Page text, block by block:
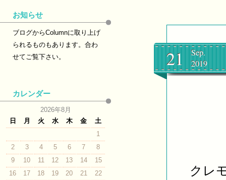
21
Sep.
2019
クレ
お知らせ
ブログからColumnに取り上げ
られるものもあります。合わ
せてご覧下さい。
カレンダー
2026年8月
日
月 火 水 木 金
土
1
2
3 4 5 6 7
8
9
10 11 12 13 14
15
16
17 18 19 20 21
22